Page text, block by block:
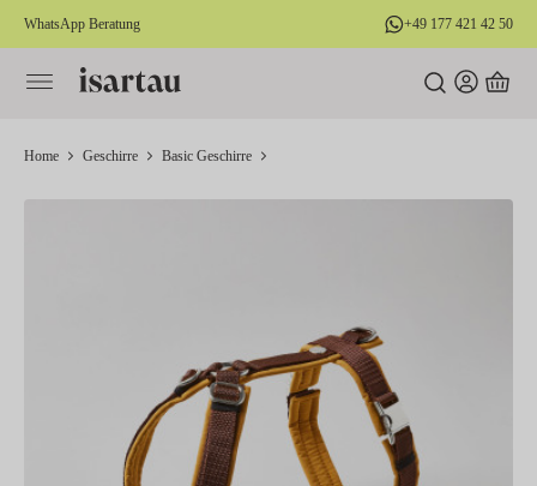
springen
WhatsApp Beratung +49 177 421 42 50
Home Geschirre Basic Geschirre